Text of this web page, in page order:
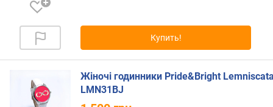
а
т
д
о
а
в
Купить!
Жіночі годинники Pride&Bright
LMN31BJ